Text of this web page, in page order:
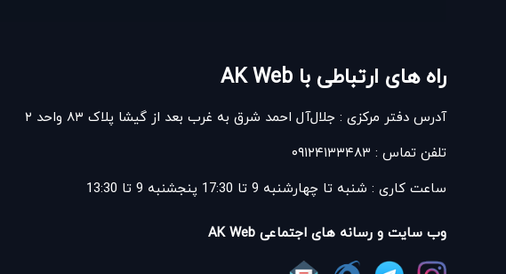
راه های ارتباطی با AK Web
آدرس دفتر مرکزی : جلال‌آل احمد شرق به غرب‌ بعد از گیشا پلاک ۸۳ واحد ۲
تلفن تماس : ۰۹۱۲۴۱۳۳۴۸۳
ساعت کاری : شنبه تا چهارشنبه 9 تا 17:30 پنجشنبه 9 تا 13:30
وب سایت و رسانه های اجتماعی AK Web